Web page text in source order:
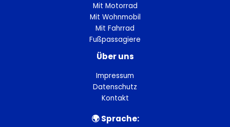
Mit Motorrad
Mit Wohnmobil
Mit Fahrrad
Fußpassagiere
Über uns
Impressum
Datenschutz
Kontakt
🌍︎ Sprache: